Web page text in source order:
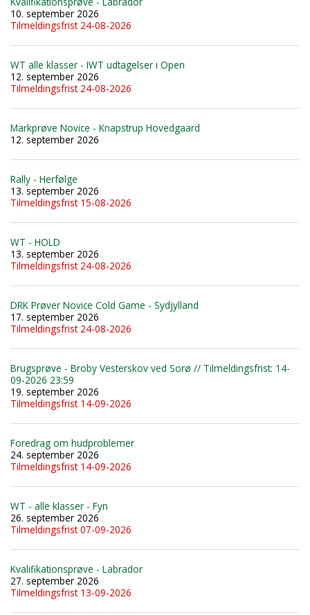
10. september 2026
Tilmeldingsfrist 24-08-2026
WT alle klasser - IWT udtagelser i Open
12. september 2026
Tilmeldingsfrist 24-08-2026
Markprøve Novice - Knapstrup Hovedgaard
12. september 2026
Rally - Herfølge
13. september 2026
Tilmeldingsfrist 15-08-2026
WT - HOLD
13. september 2026
Tilmeldingsfrist 24-08-2026
DRK Prøver Novice Cold Game - Sydjylland
17. september 2026
Tilmeldingsfrist 24-08-2026
Brugsprøve - Broby Vesterskov ved Sorø // Tilmeldingsfrist: 14-
09-2026 23:59
19. september 2026
Tilmeldingsfrist 14-09-2026
Foredrag om hudproblemer
24. september 2026
Tilmeldingsfrist 14-09-2026
WT - alle klasser - Fyn
26. september 2026
Tilmeldingsfrist 07-09-2026
Kvalifikationsprøve - Labrador
27. september 2026
Tilmeldingsfrist 13-09-2026